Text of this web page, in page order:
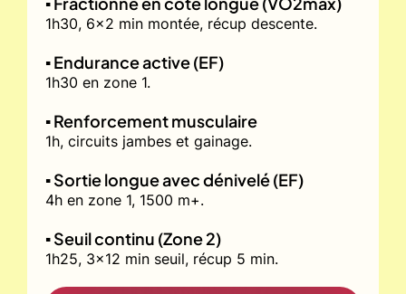
1h30, 6x2 min montée, récup descente.
▪️ Endurance active (EF)
1h30 en zone 1.
▪️ Renforcement musculaire
1h, circuits jambes et gainage.
▪️ Sortie longue avec dénivelé (EF)
4h en zone 1, 1500 m+.
▪️ Seuil continu (Zone 2)
1h25, 3x12 min seuil, récup 5 min.